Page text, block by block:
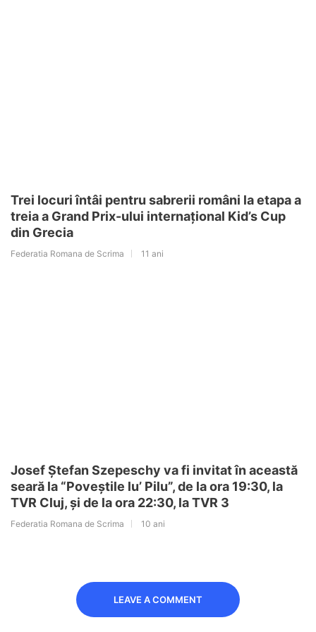
Trei locuri întâi pentru sabrerii români la etapa a
treia a Grand Prix-ului internațional Kid’s Cup
din Grecia
Federatia Romana de Scrima 11 ani
Josef Ştefan Szepeschy va fi invitat în această
seară la “Poveştile lu’ Pilu”, de la ora 19:30, la
TVR Cluj, şi de la ora 22:30, la TVR 3
Federatia Romana de Scrima 10 ani
LEAVE A COMMENT